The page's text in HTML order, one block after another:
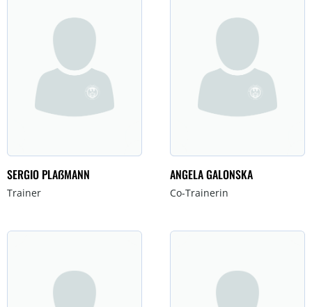
SERGIO PLAẞMANN
Trainer
ANGELA GALONSKA
Co-Trainerin